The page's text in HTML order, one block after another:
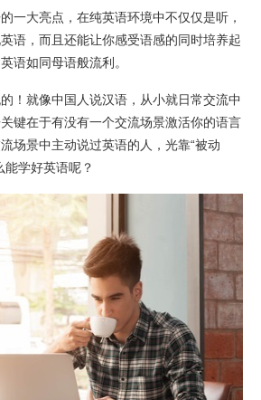
一大亮点，在纯英语环境中不仅仅是听，
语，而且还能让你感受语感的同时培养起
语如同母语般流利。
！就像中国人说汉语，从小就日常交流中
键在于有没有一个交流场景激活你的语言
场景中主动说过英语的人，光靠“被动
能学好英语呢？